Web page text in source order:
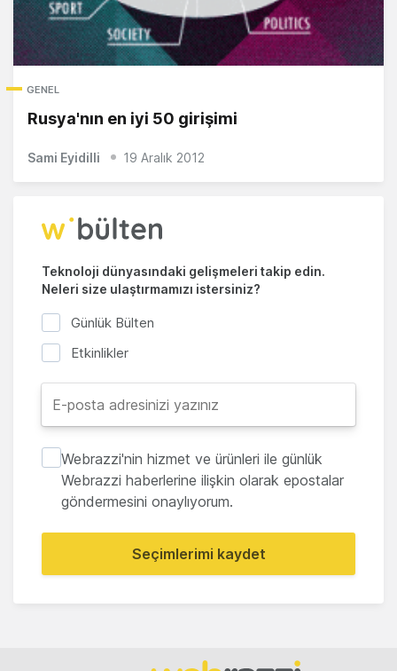
GENEL
Rusya'nın en iyi 50 girişimi
Sami Eyidilli 19 Aralık 2012
Teknoloji dünyasındaki gelişmeleri takip edin.
Neleri size ulaştırmamızı istersiniz?
Günlük Bülten
Etkinlikler
Webrazzi'nin hizmet ve ürünleri ile günlük
Webrazzi haberlerine ilişkin olarak epostalar
göndermesini onaylıyorum.
Seçimlerimi kaydet